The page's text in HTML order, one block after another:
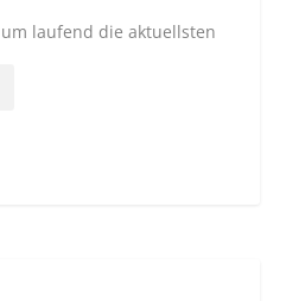
laufend die aktuellsten